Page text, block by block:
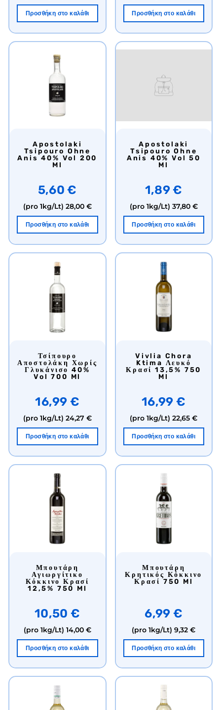
Προσθήκη στο καλάθι Προσθήκη στο καλάθι
Apostolaki
Tsipouro Ohne
Anis 40% Vol 200
Ml
5,60 €
(pro 1kg/Lt) 28,00 €
Προσθήκη στο καλάθι
Apostolaki
Tsipouro Ohne
Anis 40% Vol 50
Ml
1,89 €
(pro 1kg/Lt) 37,80 €
Προσθήκη στο καλάθι
Τσίπουρο
Αποστολάκη Χωρίς
Γλυκάνισο 40%
Vol 700 Ml
16,99 €
(pro 1kg/Lt) 24,27 €
Προσθήκη στο καλάθι
Vivlia Chora
Ktima Λευκό
Κρασί 13,5% 750
Ml
16,99 €
(pro 1kg/Lt) 22,65 €
Προσθήκη στο καλάθι
Μπουτάρη
Αγιωργίτικο
Κόκκινο Κρασί
12,5% 750 Ml
10,50 €
(pro 1kg/Lt) 14,00 €
Προσθήκη στο καλάθι
Μπουτάρη
Κρητικός Κόκκινο
Κρασί 750 Ml
6,99 €
(pro 1kg/Lt) 9,32 €
Προσθήκη στο καλάθι